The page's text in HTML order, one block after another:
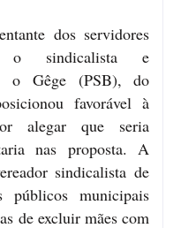
dos servidores
o sindicalista e
oGêge (PSB), do
favorável à
alegar que seria
nas proposta. A
sindicalista de
públicos municipais
de excluir mães com